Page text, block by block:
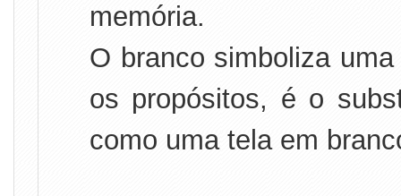
memória.
O branco simboliza
os propósitos, é o
como uma tela em